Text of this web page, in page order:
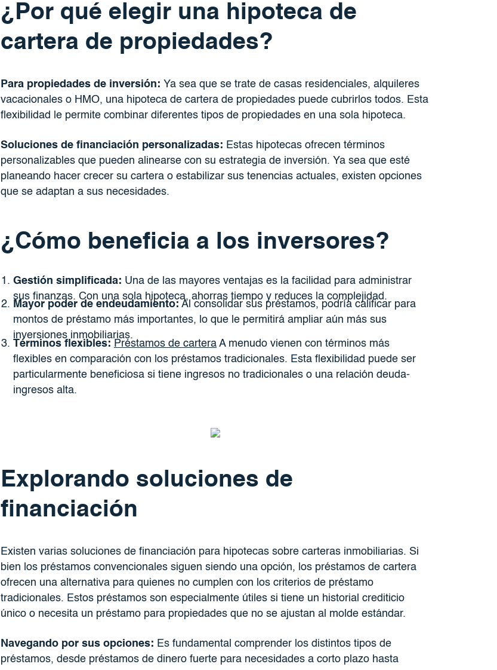
¿Por qué elegir una hipoteca de
cartera de propiedades?
Para propiedades de inversión: Ya sea que se trate de casas residenciales, alquileres
vacacionales o HMO, una hipoteca de cartera de propiedades puede cubrirlos todos. Esta
flexibilidad le permite combinar diferentes tipos de propiedades en una sola hipoteca.
Soluciones de financiación personalizadas: Estas hipotecas ofrecen términos
personalizables que pueden alinearse con su estrategia de inversión. Ya sea que esté
planeando hacer crecer su cartera o estabilizar sus tenencias actuales, existen opciones
que se adaptan a sus necesidades.
¿Cómo beneficia a los inversores?
Gestión simplificada: Una de las mayores ventajas es la facilidad para administrar
sus finanzas. Con una sola hipoteca, ahorras tiempo y reduces la complejidad.
Mayor poder de endeudamiento: Al consolidar sus préstamos, podría calificar para
montos de préstamo más importantes, lo que le permitirá ampliar aún más sus
inversiones inmobiliarias.
Términos flexibles: Préstamos de carteraA menudo vienen con términos más
flexibles en comparación con los préstamos tradicionales. Esta flexibilidad puede ser
particularmente beneficiosa si tiene ingresos no tradicionales o una relación deuda-
ingresos alta.
Explorando soluciones de
financiación
Existen varias soluciones de financiación para hipotecas sobre carteras inmobiliarias. Si
bien los préstamos convencionales siguen siendo una opción, los préstamos de cartera
ofrecen una alternativa para quienes no cumplen con los criterios de préstamo
tradicionales. Estos préstamos son especialmente útiles si tiene un historial crediticio
único o necesita un préstamo para propiedades que no se ajustan al molde estándar.
Navegando por sus opciones: Es fundamental comprender los distintos tipos de
préstamos, desde préstamos de dinero fuerte para necesidades a corto plazo hasta